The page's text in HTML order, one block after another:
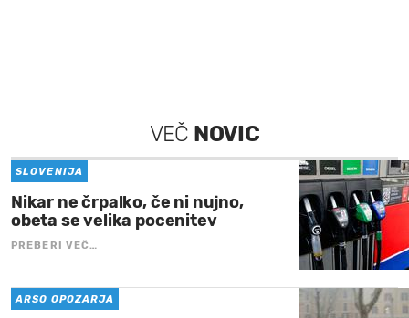
VEČ NOVIC
SLOVENIJA
Nikar ne črpalko, če ni nujno,
obeta se velika pocenitev
PREBERI VEČ…
ARSO OPOZARJA